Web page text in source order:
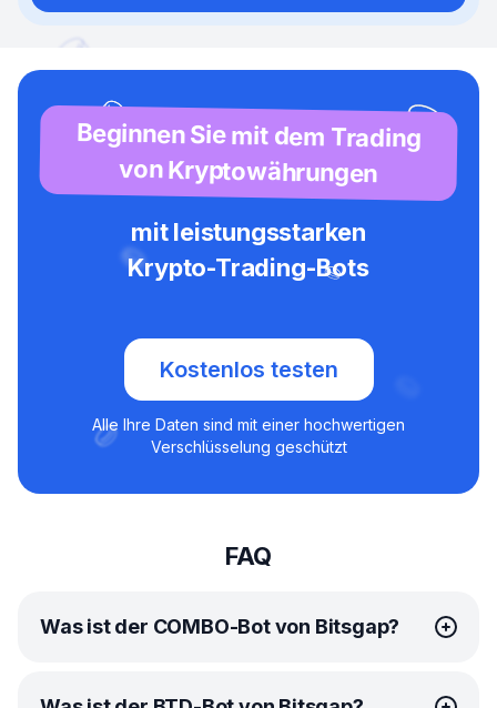
Beginnen Sie mit dem Trading
von Kryptowährungen
mit leistungsstarken
Krypto-Trading-Bots
Kostenlos testen
Alle Ihre Daten sind mit einer hochwertigen
Verschlüsselung geschützt
FAQ
Was ist der COMBO-Bot von Bitsgap?
Der COMBO-Botvon Bitsgap ist eine ausgeklügelte